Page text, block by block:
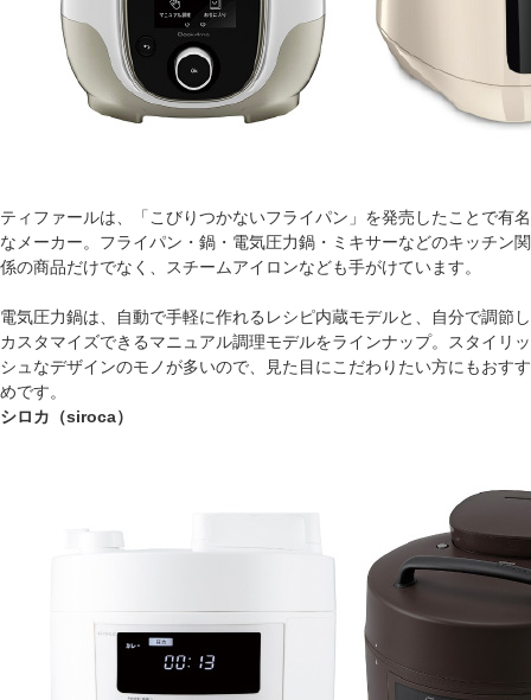
ティファールは、「こびりつかないフライパン」を発売したことで有名
なメーカー。フライパン・鍋・電気圧力鍋・ミキサーなどのキッチン関
係の商品だけでなく、スチームアイロンなども手がけています。
電気圧力鍋は、自動で手軽に作れるレシピ内蔵モデルと、自分で調節し
カスタマイズできるマニュアル調理モデルをラインナップ。スタイリッ
シュなデザインのモノが多いので、見た目にこだわりたい方にもおすす
めです。
シロカ（siroca）